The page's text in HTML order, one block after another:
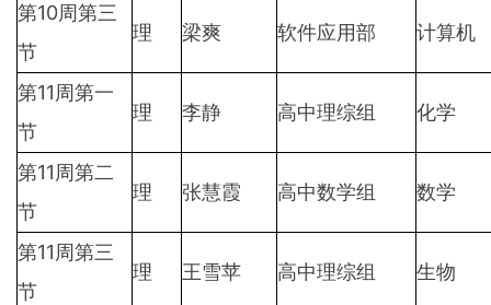
第10周第三
节
理 梁爽 软件应用部 计算机
第11周第一
节
理 李静 高中理综组 化学
第11周第二
节
理 张慧霞 高中数学组 数学
第11周第三
节
理 王雪苹 高中理综组 生物